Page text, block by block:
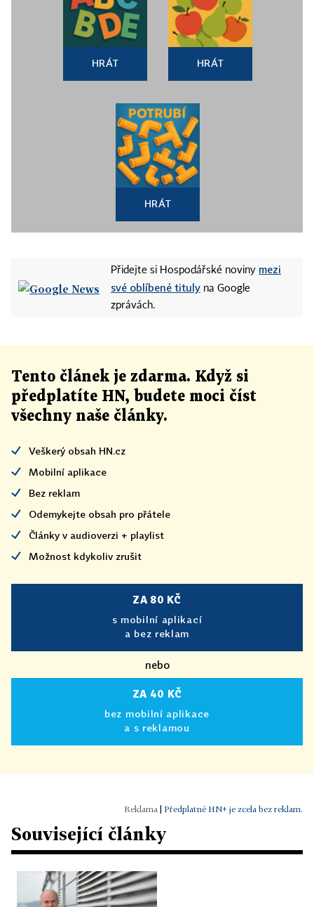
HRÁT HRÁT
HRÁT
Přidejte si Hospodářské noviny mezi
své oblíbené tituly na Google
zprávách.
Tento článek je zdarma. Když si
předplatíte HN, budete moci číst
všechny naše články.
Veškerý obsah HN.cz
Mobilní aplikace
Bez reklam
Odemykejte obsah pro přátele
Články v audioverzi + playlist
Možnost kdykoliv zrušit
ZA 80 KČ
s mobilní aplikací
a bez reklam
nebo
ZA 40 KČ
bez mobilní aplikace
a s reklamou
Předplatné HN+ je zcela bez reklam.
Související články